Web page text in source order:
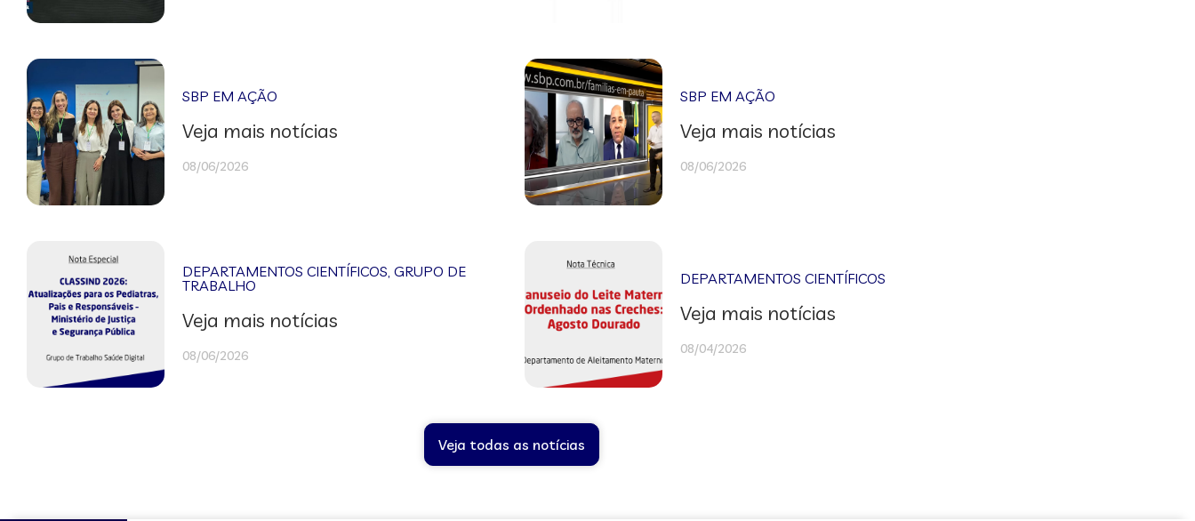
SBP EM AÇÃO
Veja mais notícias
08/06/2026
SBP EM AÇÃO
Veja mais notícias
08/06/2026
DEPARTAMENTOS CIENTÍFICOS ,GRUPO DE
TRABALHO
Veja mais notícias
08/06/2026
DEPARTAMENTOS CIENTÍFICOS
Veja mais notícias
08/04/2026
Veja todas as notícias